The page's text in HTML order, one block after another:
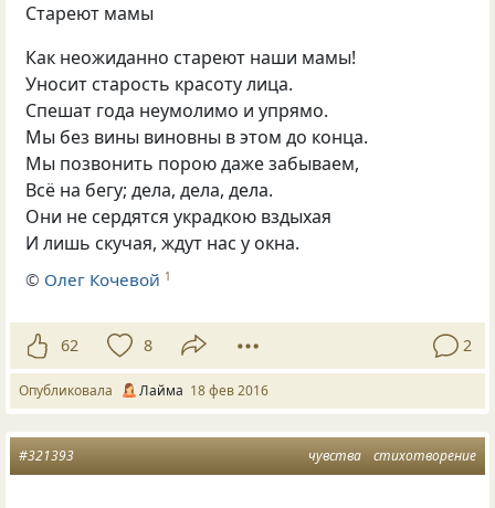
Стареют мамы
Как неожиданно стареют наши мамы!
Уносит старость красоту лица.
Спешат года неумолимо и упрямо.
Мы без вины виновны в этом до конца.
Мы позвонить порою даже забываем,
Всё на бегу; дела, дела, дела.
Они не сердятся украдкою вздыхая
И лишь скучая, ждут нас у окна.
© Олег Кочевой 1
62 8 2
Опубликовала Лайма 18 фев 2016
чувства стихотворение
#321393